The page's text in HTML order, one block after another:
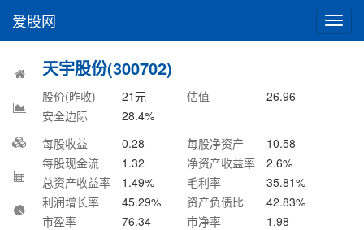
切
换
爱股网
天宇股份(300702)
股价(昨收) 21元 估值
26.96
安全边际
28.4%
每股收益
0.28 每股净资产
10.58
每股现金流
1.32 净资产收益率 2.6%
总资产收益率
1.49% 毛利率 35.81%
利润增长率
45.29% 资产负债比 42.83%
市盈率
76.34 市净率
1.98